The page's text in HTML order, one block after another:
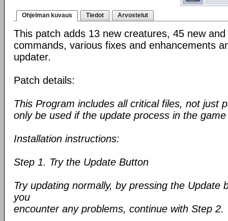
Ohjelman kuvaus Tiedot Arvostelut
This patch adds 13 new creatures, 45 new
commands, various fixes and enhancements
updater.
Patch details:
This Program includes all critical files, not just
only be used if the update process in the
Installation instructions:
Step 1. Try the Update Button
Try updating normally, by pressing the Update
you
encounter any problems, continue with Step 2.